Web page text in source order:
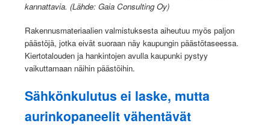
kannattavia. (Lähde: Gaia Consulting Oy)
Rakennusmateriaalien valmistuksesta aiheutuu myös paljon
päästöjä, jotka eivät suoraan näy kaupungin päästötaseessa.
Kiertotalouden ja hankintojen avulla kaupunki pystyy
vaikuttamaan näihin päästöihin.
Sähkönkulutus ei laske, mutta
aurinkopaneelit vähentävät